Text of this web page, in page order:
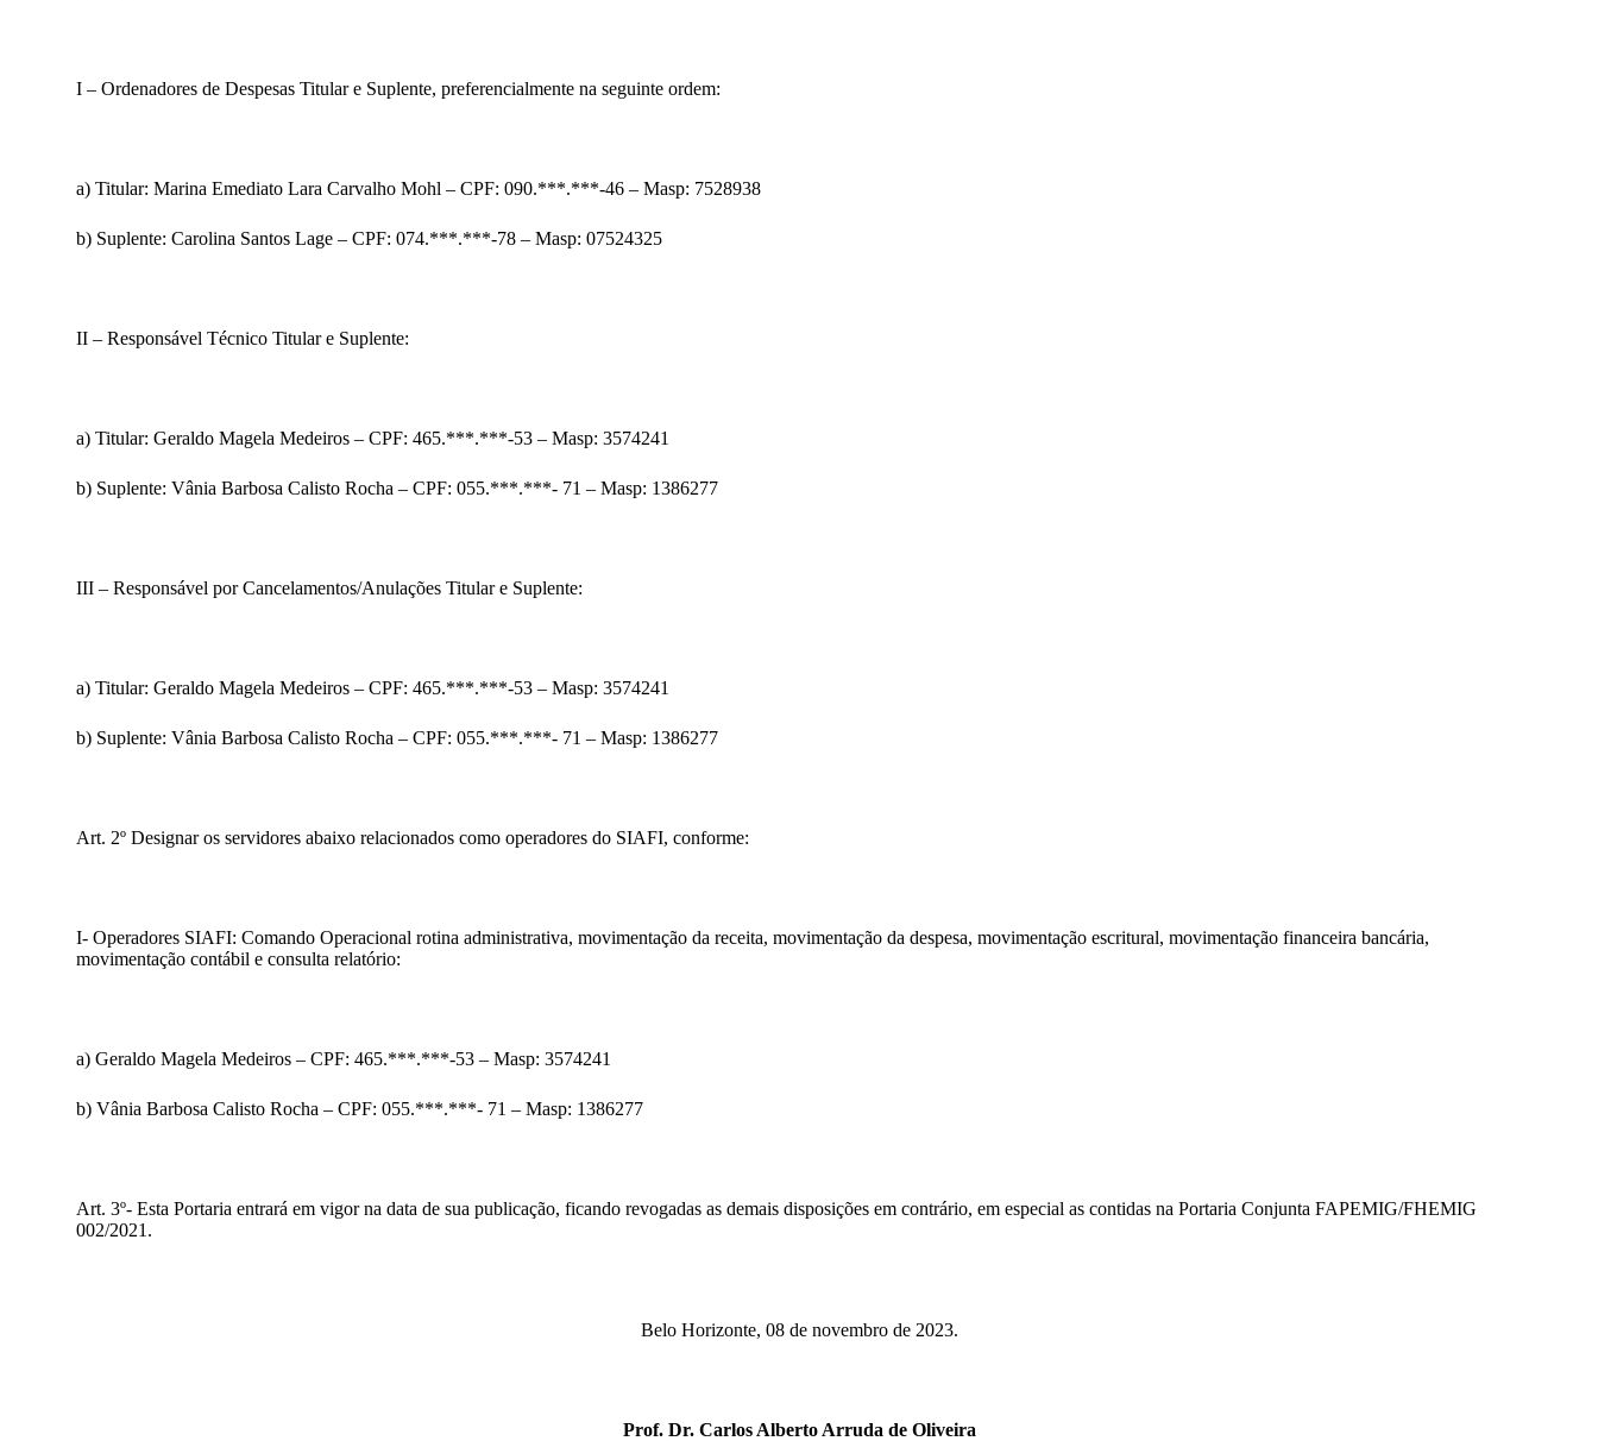
I – Ordenadores de Despesas Titular e Suplente, preferencialmente na seguinte ordem:
a) Titular: Marina Emediato Lara Carvalho Mohl – CPF: 090.***.***-46 – Masp: 7528938
b) Suplente: Carolina Santos Lage – CPF: 074.***.***-78 – Masp: 07524325
II – Responsável Técnico Titular e Suplente:
a) Titular: Geraldo Magela Medeiros – CPF: 465.***.***-53 – Masp: 3574241
b) Suplente: Vânia Barbosa Calisto Rocha – CPF: 055.***.***- 71 – Masp: 1386277
III – Responsável por Cancelamentos/Anulações Titular e Suplente:
a) Titular: Geraldo Magela Medeiros – CPF: 465.***.***-53 – Masp: 3574241
b) Suplente: Vânia Barbosa Calisto Rocha – CPF: 055.***.***- 71 – Masp: 1386277
Art. 2º Designar os servidores abaixo relacionados como operadores do SIAFI, conforme:
I- Operadores SIAFI: Comando Operacional rotina administrativa, movimentação da receita, movimentação da despesa, movimentação escritural, movimentação financeira bancária,
movimentação contábil e consulta relatório:
a) Geraldo Magela Medeiros – CPF: 465.***.***-53 – Masp: 3574241
b) Vânia Barbosa Calisto Rocha – CPF: 055.***.***- 71 – Masp: 1386277
Art. 3º- Esta Portaria entrará em vigor na data de sua publicação, ficando revogadas as demais disposições em contrário, em especial as contidas na Portaria Conjunta FAPEMIG/FHEMIG
002/2021.
Belo Horizonte, 08 de novembro de 2023.
Prof. Dr. Carlos Alberto Arruda de Oliveira